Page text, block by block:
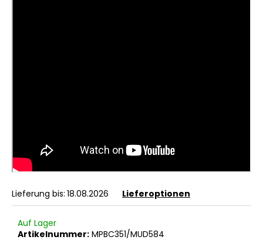
Lieferung bis: 18.08.2026 Lieferoptionen
Auf Lager
Artikelnummer: MPBC351/MUD584